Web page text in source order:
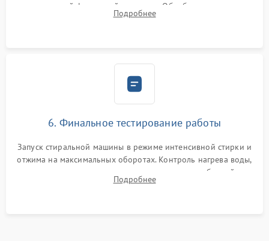
надежной фиксацией хомутами. Обработка стыков
герметиком для предотвращения возможных протечек воды.
Подробнее
6. Финальное тестирование работы
Запуск стиральной машины в режиме интенсивной стирки и
отжима на максимальных оборотах. Контроль нагрева воды,
корректности слива, отсутствия излишних вибраций,
посторонних стуков и протечек под корпусом.
Подробнее